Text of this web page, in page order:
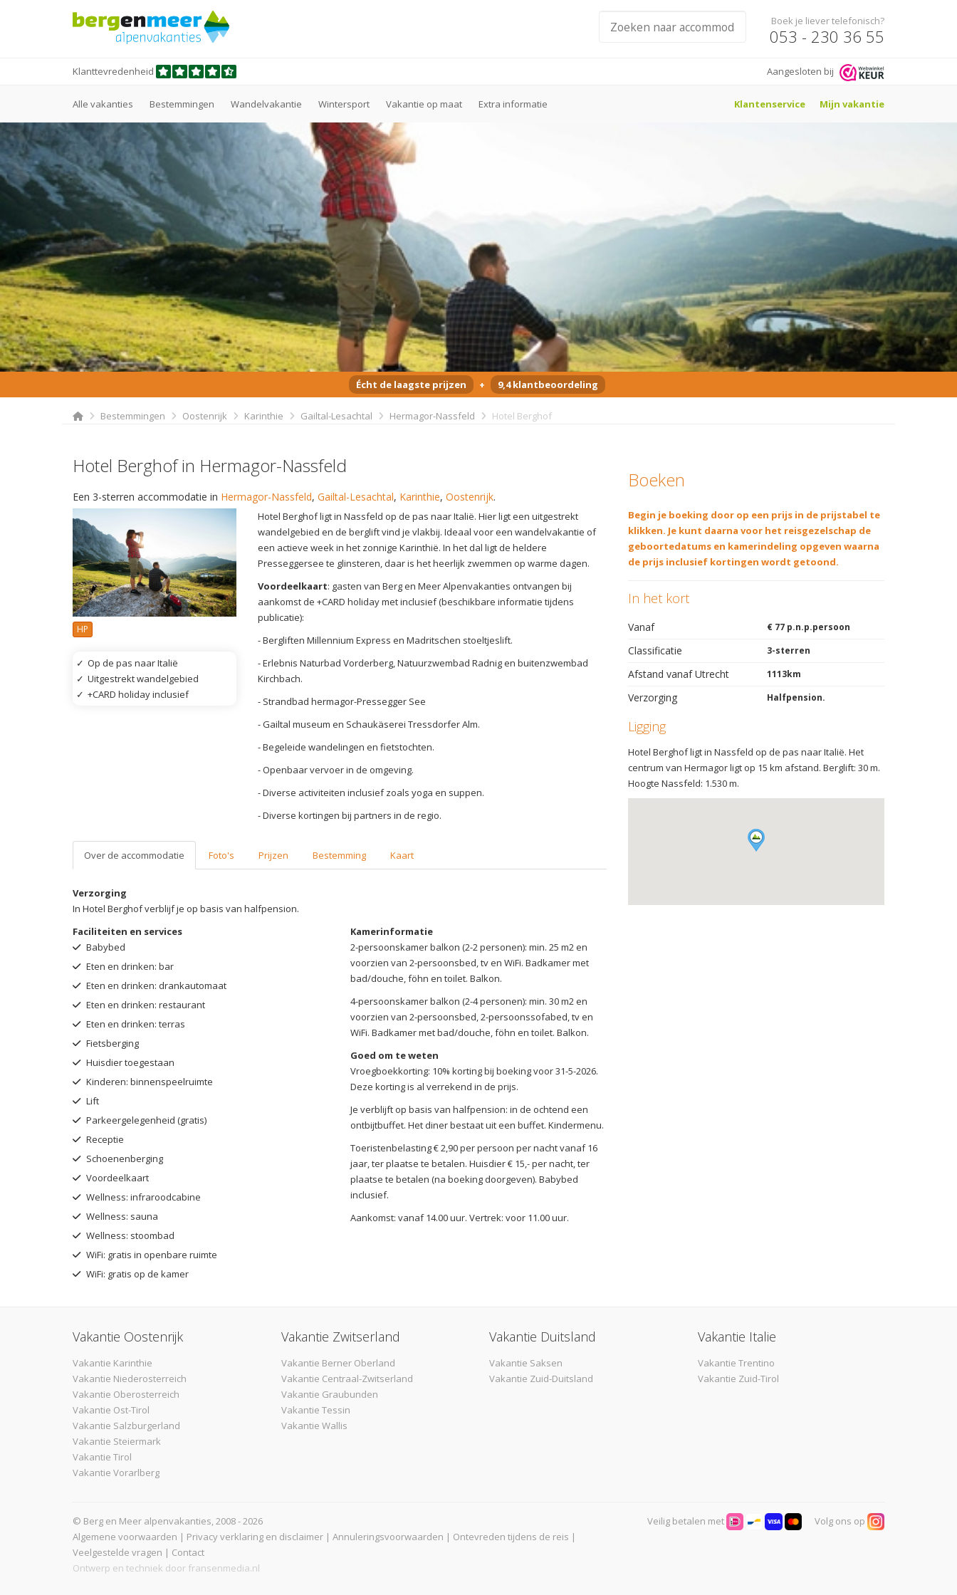
Boek je liever telefonisch?
053 - 230 36 55
Klanttevredenheid Aangesloten bij
Alle vakanties Bestemmingen Wandelvakantie Wintersport Vakantie op maat Extra informatie Klantenservice Mijn vakantie
Écht de laagste prijzen + 9,4 klantbeoordeling
Bestemmingen Oostenrijk Karinthie Gailtal-Lesachtal Hermagor-Nassfeld Hotel Berghof
Hotel Berghof in Hermagor-Nassfeld
Een 3-sterren accommodatie in Hermagor-Nassfeld, Gailtal-Lesachtal, Karinthie, Oostenrijk.
HP
✓ Op de pas naar Italië
✓ Uitgestrekt wandelgebied
✓ +CARD holiday inclusief
Hotel Berghof ligt in Nassfeld op de pas naar Italië. Hier ligt een uitgestrekt
wandelgebied en de berglift vind je vlakbij. Ideaal voor een wandelvakantie of
een actieve week in het zonnige Karinthië. In het dal ligt de heldere
Presseggersee te glinsteren, daar is het heerlijk zwemmen op warme dagen.
Voordeelkaart: gasten van Berg en Meer Alpenvakanties ontvangen bij
aankomst de +CARD holiday met inclusief (beschikbare informatie tijdens
publicatie):
- Bergliften Millennium Express en Madritschen stoeltjeslift.
- Erlebnis Naturbad Vorderberg, Natuurzwembad Radnig en buitenzwembad
Kirchbach.
- Strandbad hermagor-Pressegger See
- Gailtal museum en Schaukäserei Tressdorfer Alm.
- Begeleide wandelingen en fietstochten.
- Openbaar vervoer in de omgeving.
- Diverse activiteiten inclusief zoals yoga en suppen.
- Diverse kortingen bij partners in de regio.
Over de accommodatie Foto's Prijzen Bestemming Kaart
Verzorging
In Hotel Berghof verblijf je op basis van halfpension.
Faciliteiten en services
Babybed
Eten en drinken: bar
Eten en drinken: drankautomaat
Eten en drinken: restaurant
Eten en drinken: terras
Fietsberging
Huisdier toegestaan
Kinderen: binnenspeelruimte
Lift
Parkeergelegenheid (gratis)
Receptie
Schoenenberging
Voordeelkaart
Wellness: infraroodcabine
Wellness: sauna
Wellness: stoombad
WiFi: gratis in openbare ruimte
WiFi: gratis op de kamer
Kamerinformatie
2-persoonskamer balkon (2-2 personen): min. 25 m2 en
voorzien van 2-persoonsbed, tv en WiFi. Badkamer met
bad/douche, föhn en toilet. Balkon.
4-persoonskamer balkon (2-4 personen): min. 30 m2 en
voorzien van 2-persoonsbed, 2-persoonssofabed, tv en
WiFi. Badkamer met bad/douche, föhn en toilet. Balkon.
Goed om te weten
Vroegboekkorting: 10% korting bij boeking voor 31-5-2026.
Deze korting is al verrekend in de prijs.
Je verblijft op basis van halfpension: in de ochtend een
ontbijtbuffet. Het diner bestaat uit een buffet. Kindermenu.
Toeristenbelasting € 2,90 per persoon per nacht vanaf 16
jaar, ter plaatse te betalen. Huisdier € 15,- per nacht, ter
plaatse te betalen (na boeking doorgeven). Babybed
inclusief.
Aankomst: vanaf 14.00 uur. Vertrek: voor 11.00 uur.
Boeken
Begin je boeking door op een prijs in de prijstabel te
klikken. Je kunt daarna voor het reisgezelschap de
geboortedatums en kamerindeling opgeven waarna
de prijs inclusief kortingen wordt getoond.
In het kort
Vanaf € 77 p.n.p.persoon
Classificatie 3-sterren
Afstand vanaf Utrecht 1113km
Verzorging Halfpension.
Ligging
Hotel Berghof ligt in Nassfeld op de pas naar Italië. Het
centrum van Hermagor ligt op 15 km afstand. Berglift: 30 m.
Hoogte Nassfeld: 1.530 m.
Vakantie Oostenrijk
Vakantie Karinthie
Vakantie Niederosterreich
Vakantie Oberosterreich
Vakantie Ost-Tirol
Vakantie Salzburgerland
Vakantie Steiermark
Vakantie Tirol
Vakantie Vorarlberg
Vakantie Zwitserland
Vakantie Berner Oberland
Vakantie Centraal-Zwitserland
Vakantie Graubunden
Vakantie Tessin
Vakantie Wallis
Vakantie Duitsland
Vakantie Saksen
Vakantie Zuid-Duitsland
Vakantie Italie
Vakantie Trentino
Vakantie Zuid-Tirol
© Berg en Meer alpenvakanties, 2008 - 2026
Algemene voorwaarden | Privacy verklaring en disclaimer | Annuleringsvoorwaarden | Ontevreden tijdens de reis |
Veelgestelde vragen | Contact
Ontwerp en techniek door fransenmedia.nl
Veilig betalen met Volg ons op